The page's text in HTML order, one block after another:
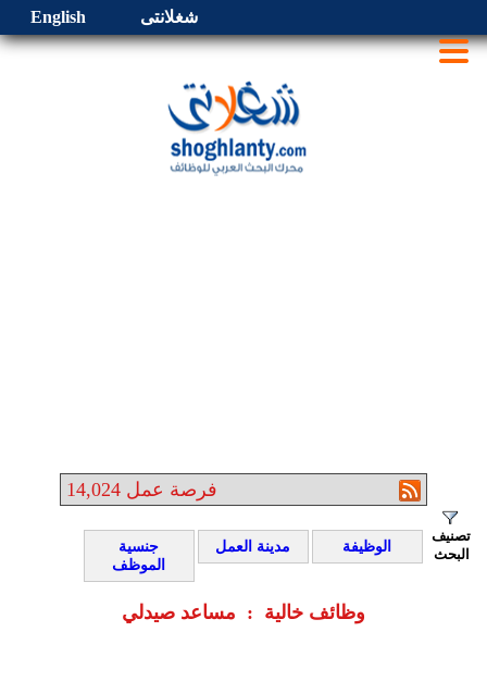
شغلانتى English
14,024 فرصة عمل
تصنيف
البحث
الوظيفة مدينة العمل
جنسية
الموظف
وظائف خالية : مساعد صيدلي